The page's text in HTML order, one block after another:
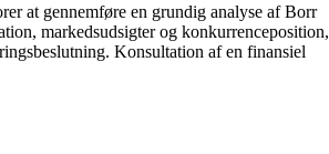
at gennemføre en grundig analyse af Borr
markedsudsigter og konkurrenceposition,
Konsultation af en finansiel